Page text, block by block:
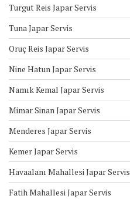
Turgut Reis Japar Servis
Tuna Japar Servis
Oruç Reis Japar Servis
Nine Hatun Japar Servis
Namık Kemal Japar Servis
Mimar Sinan Japar Servis
Menderes Japar Servis
Kemer Japar Servis
Havaalanı Mahallesi Japar Servis
Fatih Mahallesi Japar Servis